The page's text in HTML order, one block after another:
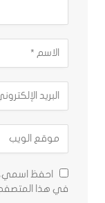
احفظ اسمي،
في هذا المتصفح